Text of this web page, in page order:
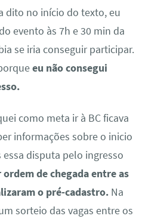
dito no início do texto, eu
evento às 7h e 30 min da
se iria conseguir participar.
eu não consegui
como meta ir à BC ficava
informações sobre o inicio
essa disputa pelo ingresso
de chegada entre as
o pré-cadastro.Na
sorteio das vagas entre os